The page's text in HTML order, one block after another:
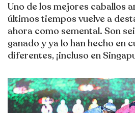
Uno de los mejores caballos
últimos tiempos vuelve a
ahora como semental. Son
ganado y ya lo han hecho en
diferentes, ¡incluso en